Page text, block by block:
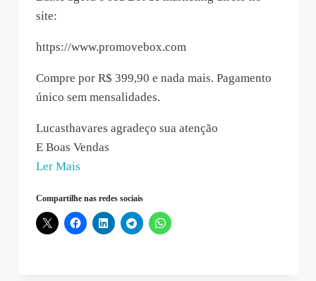
site:
https://www.promovebox.com
Compre por R$ 399,90 e nada mais. Pagamento
único sem mensalidades.
Lucasthavares agradeço sua atenção
E Boas Vendas
Ler Mais
Costa
–
Compartilhe nas redes sociais